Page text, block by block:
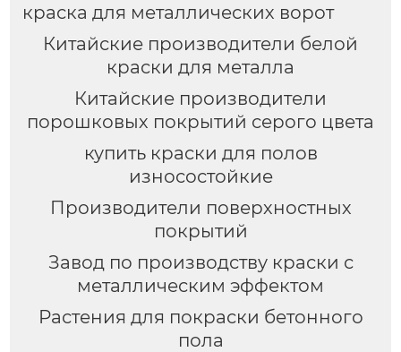
краска для металлических ворот
Китайские производители белой
краски для металла
Китайские производители
порошковых покрытий серого цвета
купить краски для полов
износостойкие
Производители поверхностных
покрытий
Завод по производству краски с
металлическим эффектом
Растения для покраски бетонного
пола